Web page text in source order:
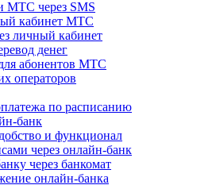
МТС через SMS
кабинет МТС
личный кабинет
денег
абонентов МТС
операторов
по расписанию
банк
и функционал
через онлайн-банк
через банкомат
онлайн-банка